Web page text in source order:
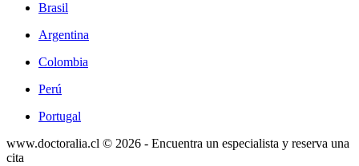
Brasil
Argentina
Colombia
Perú
Portugal
www.doctoralia.cl © 2026 - Encuentra un especialista y reserva una
cita